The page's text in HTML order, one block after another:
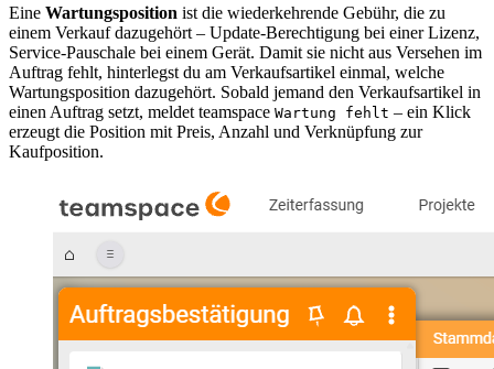
Eine Wartungsposition ist die wiederkehrende Gebühr, die zu
einem Verkauf dazugehört – Update-Berechtigung bei einer Lizenz,
Service-Pauschale bei einem Gerät. Damit sie nicht aus Versehen im
Auftrag fehlt, hinterlegst du am Verkaufsartikel einmal, welche
Wartungsposition dazugehört. Sobald jemand den Verkaufsartikel in
einen Auftrag setzt, meldet teamspace Wartung fehlt – ein Klick
erzeugt die Position mit Preis, Anzahl und Verknüpfung zur
Kaufposition.